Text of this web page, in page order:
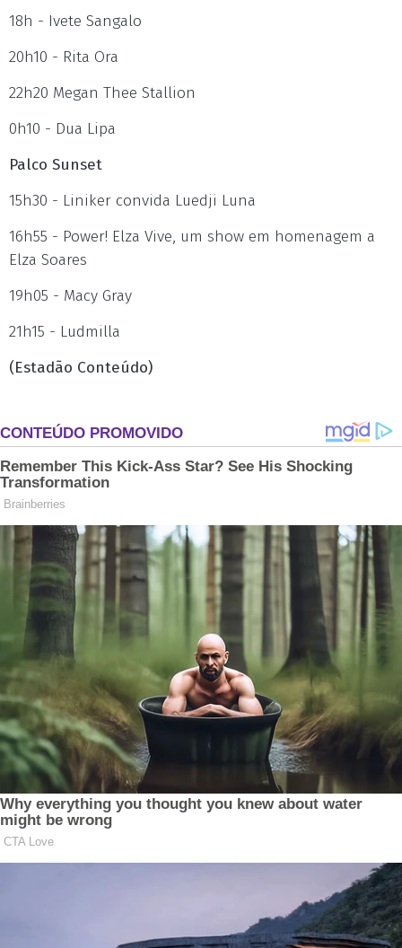
18h - Ivete Sangalo
20h10 - Rita Ora
22h20 Megan Thee Stallion
0h10 - Dua Lipa
Palco Sunset
15h30 - Liniker convida Luedji Luna
16h55 - Power! Elza Vive, um show em homenagem a
Elza Soares
19h05 - Macy Gray
21h15 - Ludmilla
(Estadão Conteúdo)